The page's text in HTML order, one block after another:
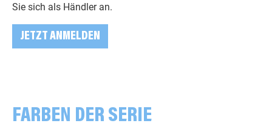
Sie sich als Händler an.
JETZT ANMELDEN
FARBEN DER SERIE